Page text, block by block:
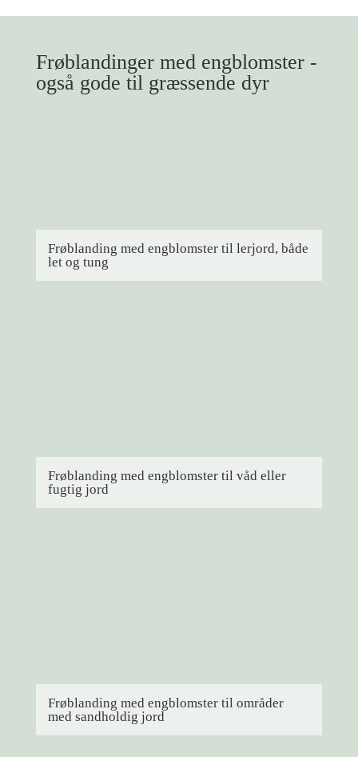
Frøblandinger med engblomster -
også gode til græssende dyr
Frøblanding med engblomster til lerjord, både
let og tung
Frøblanding med engblomster til våd eller
fugtig jord
Frøblanding med engblomster til områder
med sandholdig jord